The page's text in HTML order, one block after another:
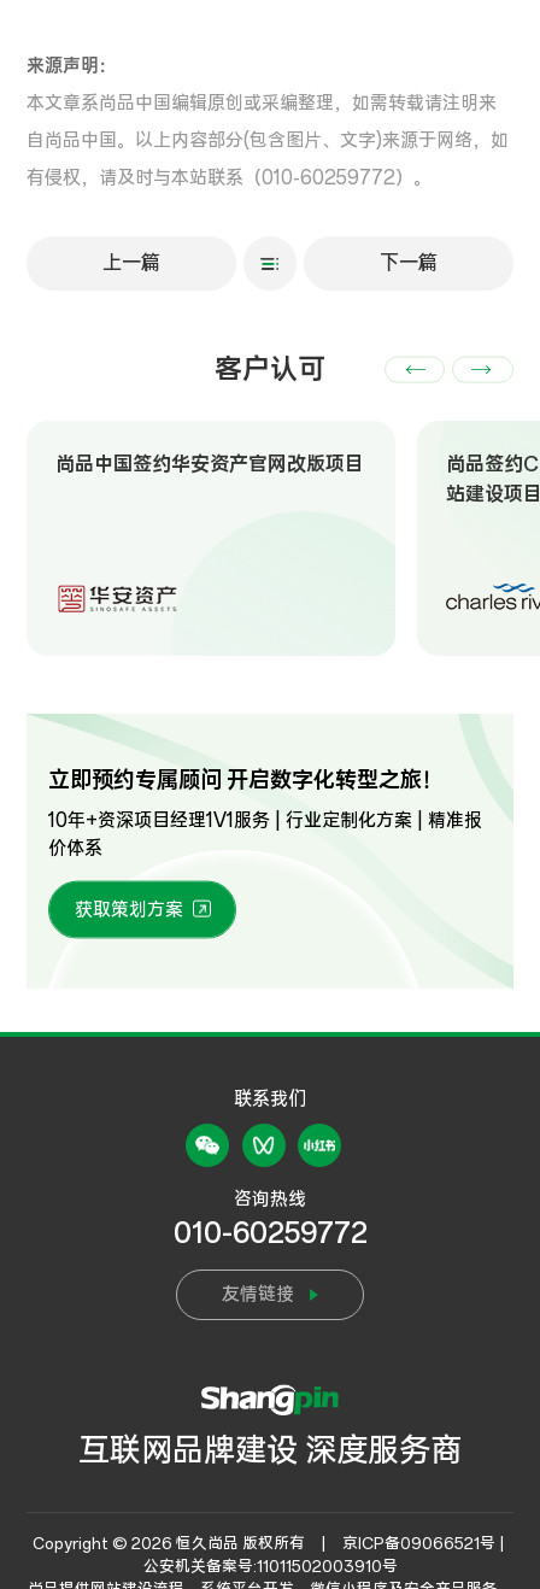
来源声明：
本文章系尚品中国编辑原创或采编整理，如需转载请注明来
自尚品中国。以上内容部分(包含图片、文字)来源于网络，如
有侵权，请及时与本站联系（010-60259772）。
上一篇 下一篇
客户认可
尚品中国签约华安资产官网改版项目
尚品签约
站建设项
立即预约专属顾问 开启数字化转型之旅！
10年+资深项目经理1V1服务 | 行业定制化方案 | 精准报
价体系
获取策划方案
联系我们
咨询热线
010-60259772
友情链接
互联网品牌建设 深度服务商
Copyright © 2026 恒久尚品 版权所有 | 京ICP备09066521号 |
公安机关备案号:11011502003910号